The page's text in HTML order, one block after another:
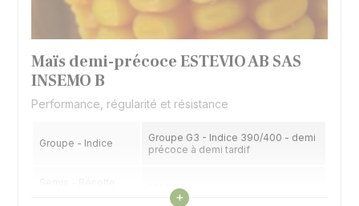
Maïs demi-précoce ESTEVIO AB SAS
INSEMO B
Performance, régularité et résistance
Groupe - Indice
Groupe G3 - Indice 390/400 - demi
précoce à demi tardif
1900 °CVoir les caractéristiques
+